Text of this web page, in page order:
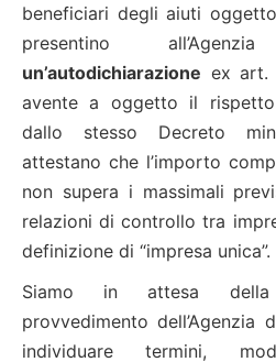
beneficiari degli aiuti
presentino
un’autodichiarazione ex art.
avente a oggetto il
dallo stesso Decreto
attestano che l’importo
non supera i massimali
relazioni di controllo tra
definizione di “impresa unica”.
Siamo in attesa della
provvedimento dell’Agenzia
individuare termini,